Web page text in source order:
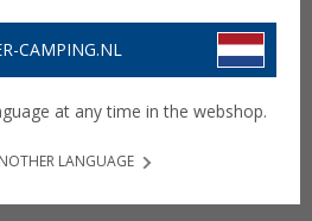
CAMPING.NL
at any time in the webshop.
LANGUAGE